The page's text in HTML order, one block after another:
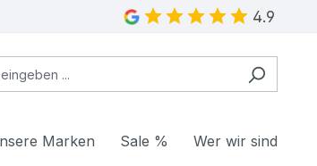
4.9
Marken Sale % Wer wir sind